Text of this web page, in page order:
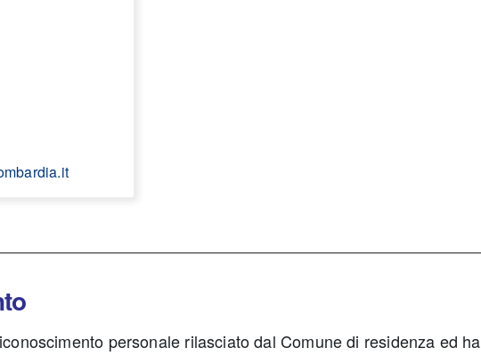
personale rilasciato dal Comune di residenza ed